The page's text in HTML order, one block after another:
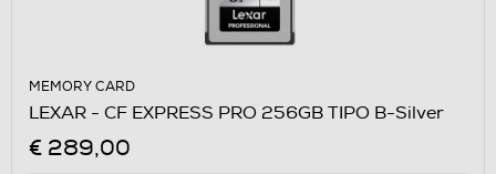
MEMORY CARD
LEXAR - CF EXPRESS PRO 256GB TIPO B-Silver
€ 289,00